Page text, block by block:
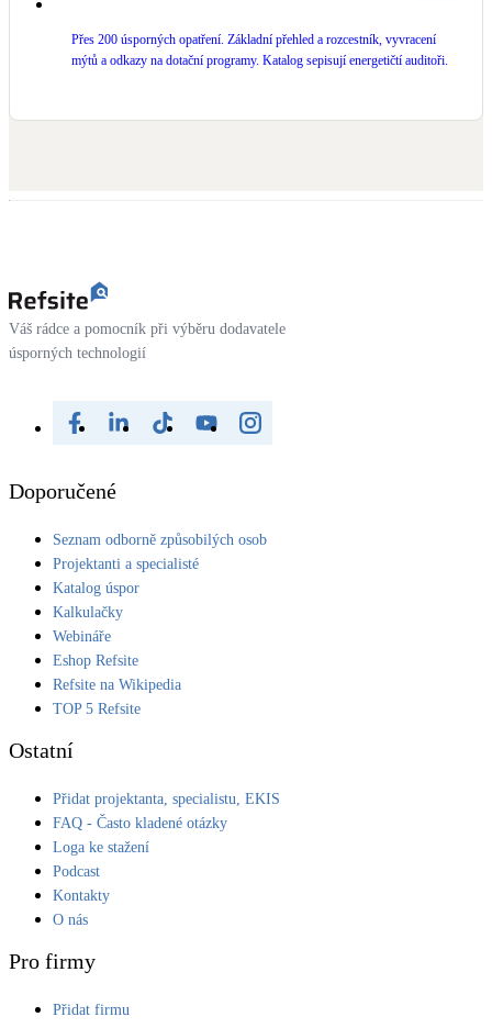
Přes 200 úsporných opatření. Základní přehled a rozcestník, vyvracení
mýtů a odkazy na dotační programy. Katalog sepisují energetičtí auditoři.
Váš rádce a pomocník při výběru dodavatele
úsporných technologií
Doporučené
Seznam odborně způsobilých osob
Projektanti a specialisté
Katalog úspor
Kalkulačky
Webináře
Eshop Refsite
Refsite na Wikipedia
TOP 5 Refsite
Ostatní
Přidat projektanta, specialistu, EKIS
FAQ - Často kladené otázky
Loga ke stažení
Podcast
Kontakty
O nás
Pro firmy
Přidat firmu